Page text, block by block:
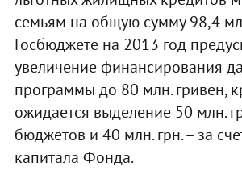
семьям на общую сумму 98,4
Госбюджете на 2013 год
увеличение финансирования
программы до 80 млн. гривен,
ожидается выделение 50 млн.
бюджетов и 40 млн. грн. – за
капитала Фонда.